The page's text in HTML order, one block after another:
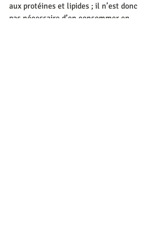
aux protéines et lipides ; il n’est donc
pas nécessaire d’en consommer en